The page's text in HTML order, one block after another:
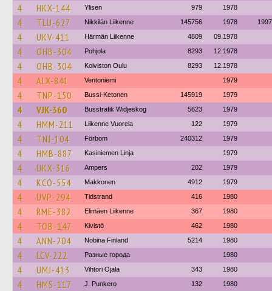
4 HKX-144 Ylisen 979 1978
4 TLU-627 Nikkilän Liikenne 145756 1978 1997
4 UKV-411 Härmän Liikenne 4809 09.1978
4 OHB-304 Pohjola 8293 12.1978
4 OHB-304 Koiviston Oulu 8293 12.1978
4 ALX-841 Ventoniemi 1979
4 TNP-150 Bussi-Ketonen 145919 1979
4 VJK-360 Busstrafik Widjeskog 5623 1979
4 HMM-211 Liikenne Vuorela 122 1979
4 TNJ-104 Förbom 240312 1979
4 HMB-887 Kasiniemen Linja 1979
4 UKX-316 Ampers 202 1979
4 KCO-554 Makkonen 4912 1979
4 UVP-294 Tidstrand 416 1980
4 RME-382 Elimäen Liikenne 367 1980
4 TOB-147 Kivistö 462 1980
4 ANN-204 Nobina Finland 5214 1980
4 LCV-222 Разные города 1980
4 UMJ-413 Vihtori Ojala 343 1980
4 HMS-117 J. Punkero 132 1980